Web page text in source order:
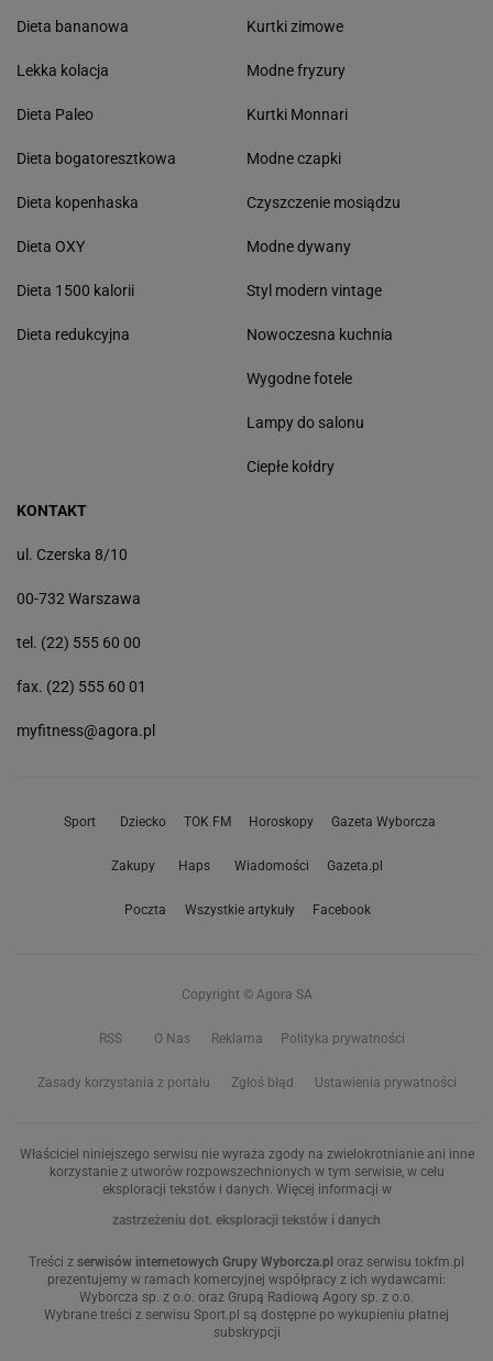
Dieta bananowa
Lekka kolacja
Dieta Paleo
Dieta bogatoresztkowa
Dieta kopenhaska
Dieta OXY
Dieta 1500 kalorii
Dieta redukcyjna
Kurtki zimowe
Modne fryzury
Kurtki Monnari
Modne czapki
Czyszczenie mosiądzu
Modne dywany
Styl modern vintage
Nowoczesna kuchnia
Wygodne fotele
Lampy do salonu
Ciepłe kołdry
KONTAKT
ul. Czerska 8/10
00-732 Warszawa
tel. (22) 555 60 00
fax. (22) 555 60 01
myfitness@agora.pl
Sport Dziecko TOK FM Horoskopy Gazeta Wyborcza
Zakupy Haps Wiadomości Gazeta.pl
Poczta Wszystkie artykuły Facebook
Copyright © Agora SA
RSS O Nas Reklama Polityka prywatności
Zasady korzystania z portalu Zgłoś błąd Ustawienia prywatności
Właściciel niniejszego serwisu nie wyraża zgody na zwielokrotnianie ani inne
korzystanie z utworów rozpowszechnionych w tym serwisie, w celu
eksploracji tekstów i danych. Więcej informacji w
zastrzeżeniu dot. eksploracji tekstów i danych
Treści z serwisów internetowych Grupy Wyborcza.pl oraz serwisu tokfm.pl
prezentujemy w ramach komercyjnej współpracy z ich wydawcami:
Wyborcza sp. z o.o. oraz Grupą Radiową Agory sp. z o.o.
Wybrane treści z serwisu Sport.pl są dostępne po wykupieniu płatnej
subskrypcji